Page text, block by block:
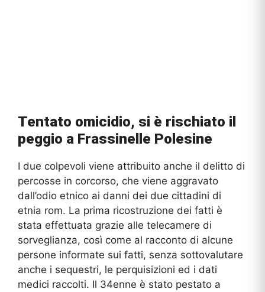
Tentato omicidio, si è rischiato il
peggio a Frassinelle Polesine
I due colpevoli viene attribuito anche il delitto di
percosse in corcorso, che viene aggravato
dall’odio etnico ai danni dei due cittadini di
etnia rom. La prima ricostruzione dei fatti è
stata effettuata grazie alle telecamere di
sorveglianza, così come al racconto di alcune
persone informate sui fatti, senza sottovalutare
anche i sequestri, le perquisizioni ed i dati
medici raccolti. Il 34enne è stato pestato a